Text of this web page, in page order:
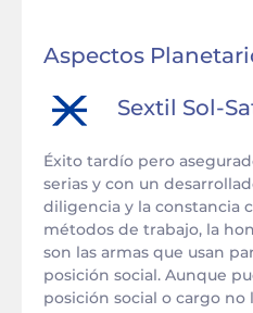
Aspectos
Sextil Sol-
Éxito tardío pero
serias y con un
diligencia y la constancia
métodos de trabajo, la
son las armas que usan
posición social. Aunque
posición social o cargo